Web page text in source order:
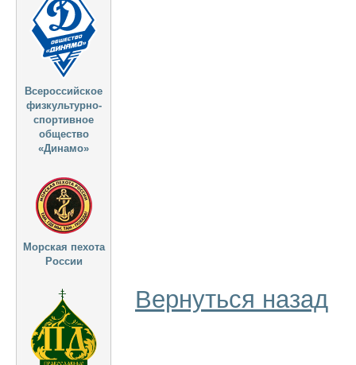
Вернуться назад
Всероссийское
физкультурно-
спортивное
общество
«Динамо»
Морская пехота
России